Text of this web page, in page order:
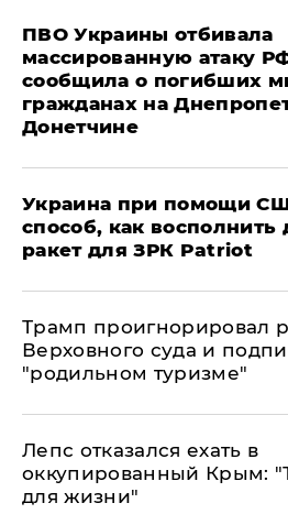
ПВО Украины отбивала
массированную атаку
сообщила о погибших
гражданах на
Донетчине
Украина при помощи
способ, как восполнить
ракет для ЗРК Patriot
Трамп проигнорировал
Верховного суда и
"родильном туризме"
Лепс отказался ехать в
оккупированный Крым:
для жизни"